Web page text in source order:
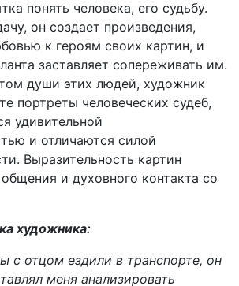
понять человека, его судьбу.
он создает произведения,
к героям своих картин, и
заставляет сопереживать им.
души этих людей, художник
портреты человеческих судеб,
удивительной
и отличаются силой
Выразительность картин
и духовного контакта со
художника:
с отцом ездили в транспорте, он
меня анализировать